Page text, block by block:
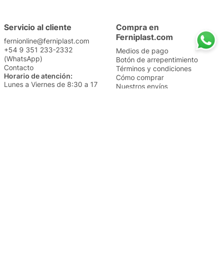
Servicio al cliente
fernionline@ferniplast.com
+54 9 351 233-2332
(WhatsApp)
Contacto
Horario de atención:
Lunes a Viernes de 8:30 a 17
Compra en
Ferniplast.com
Medios de pago
Botón de arrepentimiento
Términos y condiciones
Cómo comprar
Nuestros envíos